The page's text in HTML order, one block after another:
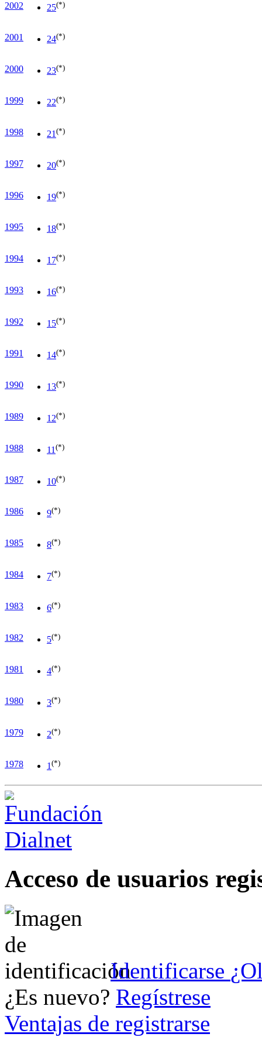
2002 25(*)
2001 24(*)
2000 23(*)
1999 22(*)
1998 21 (*)
1997 20(*)
1996 19(*)
1995 18(*)
1994 17(*)
1993 16(*)
1992 15(*)
1991 14(*)
1990 13(*)
1989 12(*)
1988 11 (*)
1987 10(*)
1986 9(*)
1985 8(*)
1984 7(*)
1983 6(*)
1982 5(*)
1981 4(*)
1980 3(*)
1979 2(*)
1978 1 (*)
Acceso de usuarios
Identificarse
¿Es nuevo? Regístrese
Ventajas de registrarse